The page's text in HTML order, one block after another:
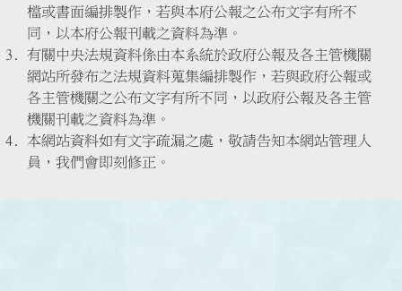
檔或書面編排製作，若與本府公報之公布文字有所不
同，以本府公報刊載之資料為準。
有關中央法規資料係由本系統於政府公報及各主管機關
網站所發布之法規資料蒐集編排製作，若與政府公報或
各主管機關之公布文字有所不同，以政府公報及各主管
機關刊載之資料為準。
本網站資料如有文字疏漏之處，敬請告知本網站管理人
員，我們會即刻修正。